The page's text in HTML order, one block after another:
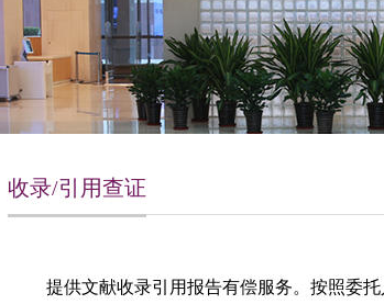
收录/引用查证
提供文献收录引用报告有偿服务。按照委